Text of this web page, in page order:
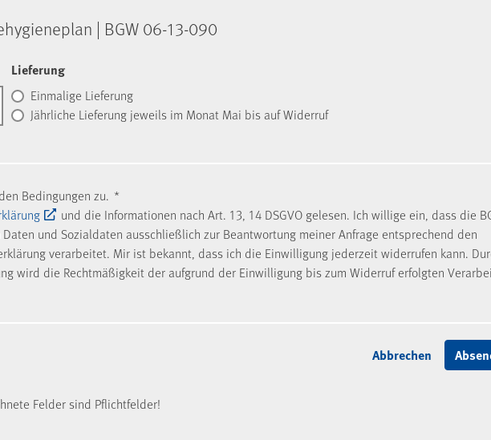
| BGW 06-13-090
Lieferung
Einmalige Lieferung
Jährliche Lieferung jeweils im Monat Mai bis auf Widerruf
Bedingungen zu. *
und die Informationen nach Art. 13, 14 DSGVO gelesen. Ich willige ein, dass die
und Sozialdaten ausschließlich zur Beantwortung meiner Anfrage entsprechend den
verarbeitet. Mir ist bekannt, dass ich die Einwilligung jederzeit widerrufen kann.
wird die Rechtmäßigkeit der aufgrund der Einwilligung bis zum Widerruf erfolgten
Felder sind Pflichtfelder!